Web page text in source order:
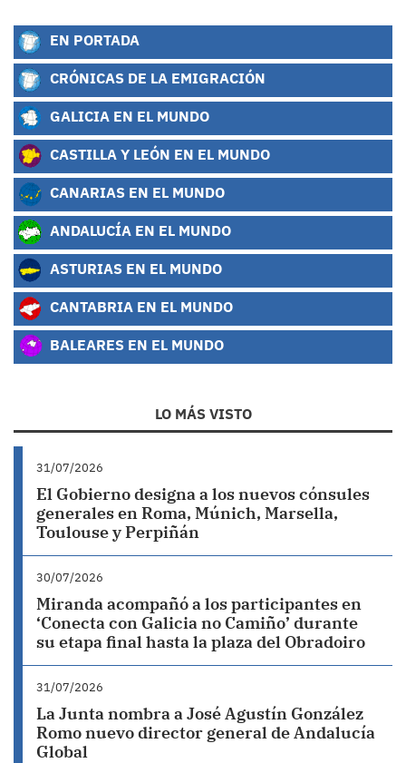
EN PORTADA
CRÓNICAS DE LA EMIGRACIÓN
GALICIA EN EL MUNDO
CASTILLA Y LEÓN EN EL MUNDO
CANARIAS EN EL MUNDO
ANDALUCÍA EN EL MUNDO
ASTURIAS EN EL MUNDO
CANTABRIA EN EL MUNDO
BALEARES EN EL MUNDO
LO MÁS VISTO
31/07/2026
El Gobierno designa a los nuevos cónsules
generales en Roma, Múnich, Marsella,
Toulouse y Perpiñán
30/07/2026
Miranda acompañó a los participantes en
‘Conecta con Galicia no Camiño’ durante
su etapa final hasta la plaza del Obradoiro
31/07/2026
La Junta nombra a José Agustín González
Romo nuevo director general de Andalucía
Global